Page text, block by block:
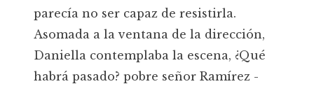
parecía no ser capaz de resistirla.
Asomada a la ventana de la dirección,
Daniella contemplaba la escena, ¿Qué
habrá pasado? pobre señor Ramírez -